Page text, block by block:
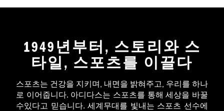
1949년부터, 스토리와 스
타일, 스포츠를 이끌다
스포츠는 건강을 지키며, 내면을 밝혀주고, 우리를 하나
로 이어줍니다. 아디다스는 스포츠를 통해 세상을 바꿀
수있다고 믿습니다. 세계무대를 빛내는 스포츠 선수에